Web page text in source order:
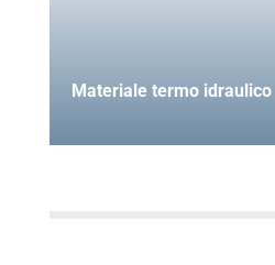
Materiale termo idraulico